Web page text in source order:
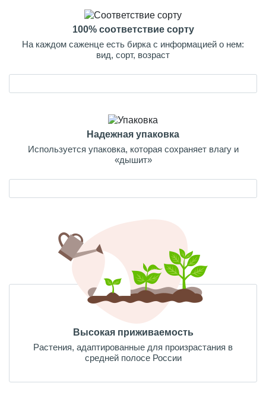
100% соответствие сорту
На каждом саженце есть бирка с информацией о нем:
вид, сорт, возраст
Надежная упаковка
Используется упаковка, которая сохраняет влагу и
«дышит»
Высокая приживаемость
Растения, адаптированные для произрастания в
средней полосе России